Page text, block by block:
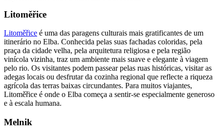
Litoměřice
Litoměřice é uma das paragens culturais mais gratificantes de um
itinerário no Elba. Conhecida pelas suas fachadas coloridas, pela
praça da cidade velha, pela arquitetura religiosa e pela região
vinícola vizinha, traz um ambiente mais suave e elegante à viagem
pelo rio. Os visitantes podem passear pelas ruas históricas, visitar as
adegas locais ou desfrutar da cozinha regional que reflecte a riqueza
agrícola das terras baixas circundantes. Para muitos viajantes,
Litoměřice é onde o Elba começa a sentir-se especialmente generoso
e à escala humana.
Melnik